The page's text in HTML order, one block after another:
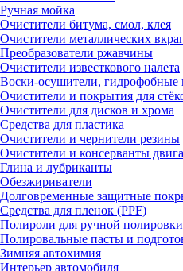
Ручная мойка
Очистители битума, смол, клея
Очистители металлических
Преобразователи ржавчины
Очистители известкового налета
Воски-осушители,
Очистители и покрытия для
Очистители для дисков и хрома
Средства для пластика
Очистители и чернители резины
Очистители и консерванты
Глина и лубриканты
Обезжириватели
Долговременные защитные
Средства для пленок (PPF)
Полироли для ручной полировки
Полировальные пасты и
Зимняя автохимия
Интерьер автомобиля